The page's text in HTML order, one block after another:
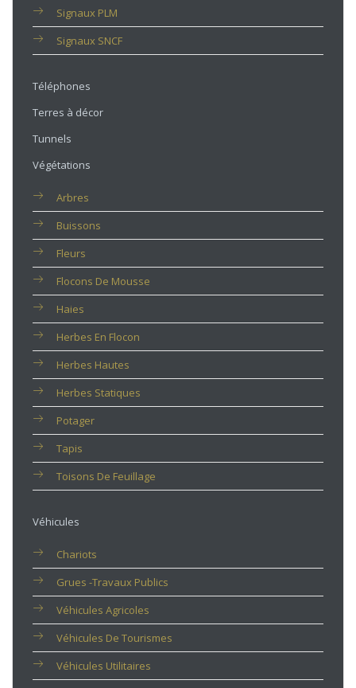
Signaux PLM
Signaux SNCF
Téléphones
Terres à décor
Tunnels
Végétations
Arbres
Buissons
Fleurs
Flocons De Mousse
Haies
Herbes En Flocon
Herbes Hautes
Herbes Statiques
Potager
Tapis
Toisons De Feuillage
Véhicules
Chariots
Grues -travaux Publics
Véhicules Agricoles
Véhicules De Tourismes
Véhicules Utilitaires